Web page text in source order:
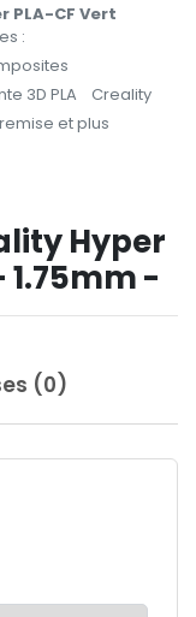
PLA-CF Vert
:
3D PLA
Creality
et plus
Hyper
1.75mm -
(0)